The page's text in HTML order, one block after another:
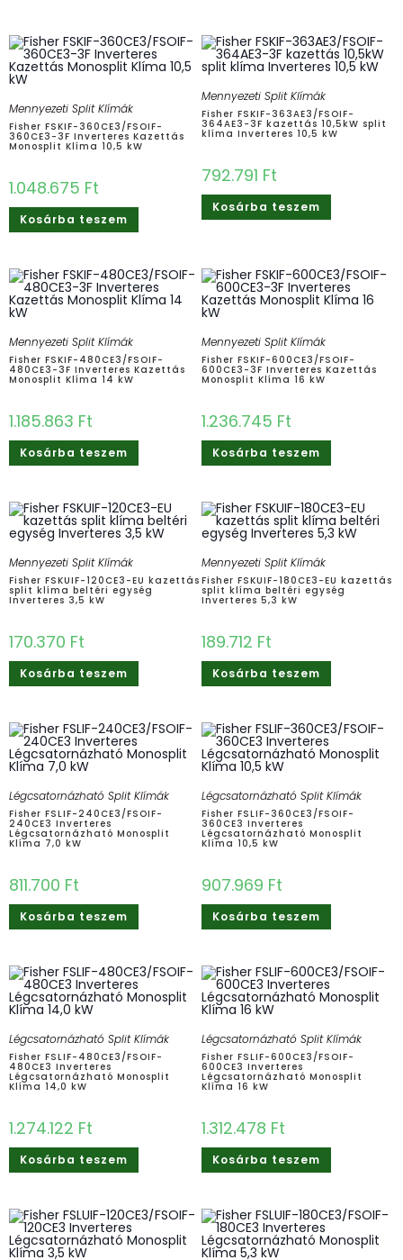
Mennyezeti Split Klímák
Fisher FSKIF-360CE3/FSOIF-
360CE3-3F Inverteres Kazettás
Monosplit Klíma 10,5 kW
1.048.675 Ft
Kosárba teszem
Mennyezeti Split Klímák
Fisher FSKIF-363AE3/FSOIF-
364AE3-3F kazettás 10,5kW split
klíma Inverteres 10,5 kW
792.791 Ft
Kosárba teszem
Mennyezeti Split Klímák
Fisher FSKIF-480CE3/FSOIF-
480CE3-3F Inverteres Kazettás
Monosplit Klíma 14 kW
1.185.863 Ft
Kosárba teszem
Mennyezeti Split Klímák
Fisher FSKIF-600CE3/FSOIF-
600CE3-3F Inverteres Kazettás
Monosplit Klíma 16 kW
1.236.745 Ft
Kosárba teszem
Mennyezeti Split Klímák
Fisher FSKUIF-120CE3-EU kazettás
split klíma beltéri egység
Inverteres 3,5 kW
170.370 Ft
Kosárba teszem
Mennyezeti Split Klímák
Fisher FSKUIF-180CE3-EU kazettás
split klíma beltéri egység
Inverteres 5,3 kW
189.712 Ft
Kosárba teszem
Légcsatornázható Split Klímák
Fisher FSLIF-240CE3/FSOIF-
240CE3 Inverteres
Légcsatornázható Monosplit
Klíma 7,0 kW
811.700 Ft
Kosárba teszem
Légcsatornázható Split Klímák
Fisher FSLIF-360CE3/FSOIF-
360CE3 Inverteres
Légcsatornázható Monosplit
Klíma 10,5 kW
907.969 Ft
Kosárba teszem
Légcsatornázható Split Klímák
Fisher FSLIF-480CE3/FSOIF-
480CE3 Inverteres
Légcsatornázható Monosplit
Klíma 14,0 kW
1.274.122 Ft
Kosárba teszem
Légcsatornázható Split Klímák
Fisher FSLIF-600CE3/FSOIF-
600CE3 Inverteres
Légcsatornázható Monosplit
Klíma 16 kW
1.312.478 Ft
Kosárba teszem